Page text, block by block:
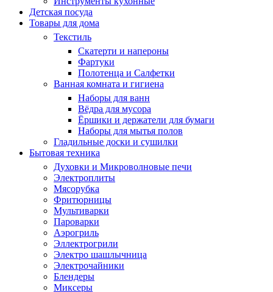
Детская посуда
Товары для дома
Текстиль
Скатерти и напероны
Фартуки
Полотенца и Салфетки
Ванная комната и гигиена
Наборы для ванн
Вёдра для мусора
Ёршики и держатели для бумаги
Наборы для мытья полов
Гладильные доски и сушилки
Бытовая техника
Духовки и Микроволновые печи
Электроплиты
Мясорубка
Фритюрницы
Мультиварки
Пароварки
Аэрогриль
Эллектрогрили
Электро шашлычница
Электрочайники
Блендеры
Миксеры